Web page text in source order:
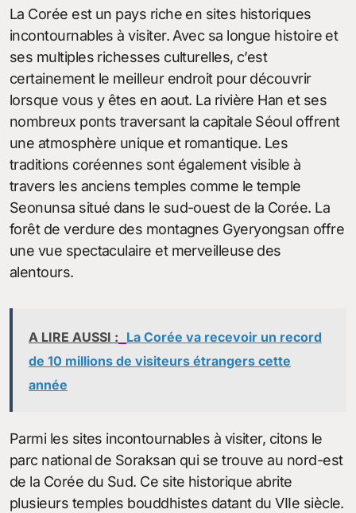
La Corée est un pays riche en sites historiques
incontournables à visiter. Avec sa longue histoire et
ses multiples richesses culturelles, c’est
certainement le meilleur endroit pour découvrir
lorsque vous y êtes en aout. La rivière Han et ses
nombreux ponts traversant la capitale Séoul offrent
une atmosphère unique et romantique. Les
traditions coréennes sont également visible à
travers les anciens temples comme le temple
Seonunsa situé dans le sud-ouest de la Corée. La
forêt de verdure des montagnes Gyeryongsan offre
une vue spectaculaire et merveilleuse des
alentours.
A LIRE AUSSI : La Corée va recevoir un record
de 10 millions de visiteurs étrangers cette
année
Parmi les sites incontournables à visiter, citons le
parc national de Soraksan qui se trouve au nord-est
de la Corée du Sud. Ce site historique abrite
plusieurs temples bouddhistes datant du VIIe siècle.